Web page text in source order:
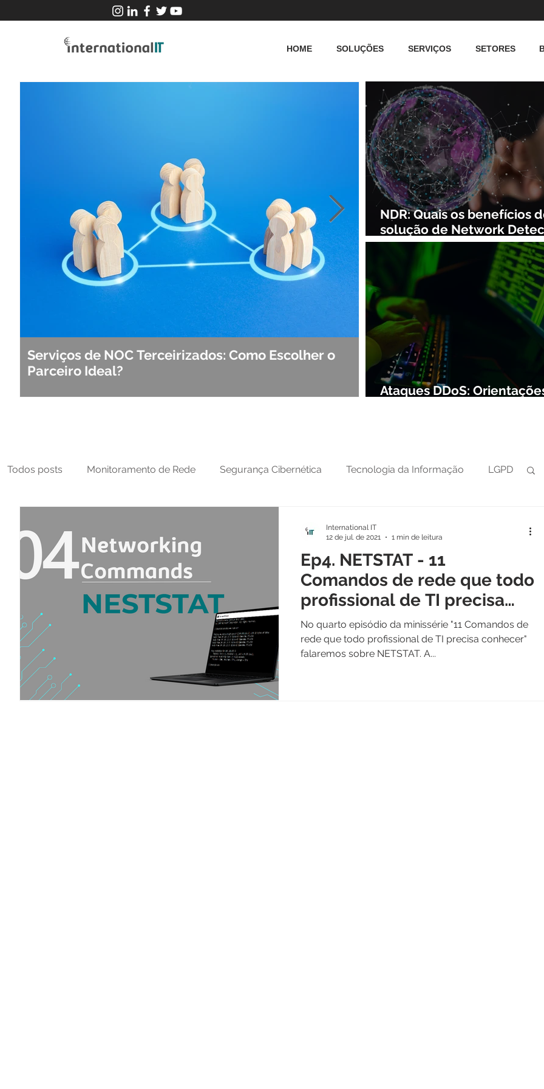
HOME SOLUÇÕES SERVIÇOS SETORES
NDR: Quais os benefícios
solução de Network
and Response?
Ataques DDoS:
Serviços de NOC Terceirizados: Como Escolher o
Parceiro Ideal?
Observabilidade e NOC:
Segurança de Redes
Todos posts Monitoramento de Rede Segurança Cibernética Tecnologia da Informação LGPD
Ep4. NETSTAT - 11
Comandos de rede que todo
profissional de TI precisa
conhecer
No quarto episódio da minissérie "11 Comandos de
rede que todo profissional de TI precisa conhecer"
falaremos sobre NETSTAT. A...
International IT
12 de jul. de 2021
1 min de leitura